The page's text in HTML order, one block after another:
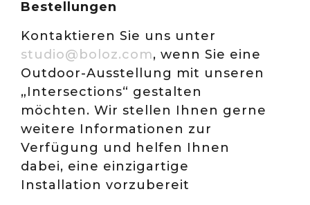
Bestellungen
Kontaktieren Sie uns unter
studio@boloz.com, wenn Sie eine
Outdoor-Ausstellung mit unseren
„Intersections“ gestalten
möchten. Wir stellen Ihnen gerne
weitere Informationen zur
Verfügung und helfen Ihnen
dabei, eine einzigartige
Installation vorzubereit